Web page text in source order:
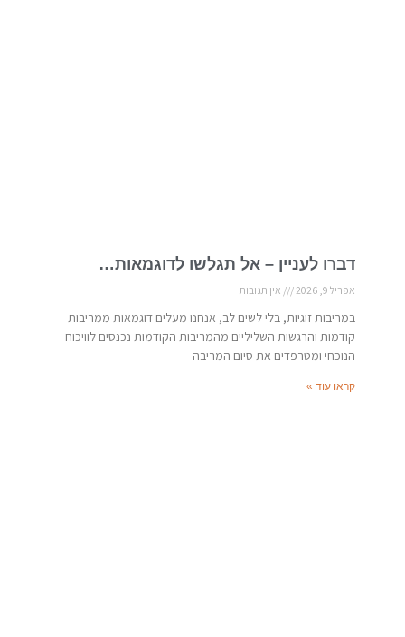
דברו לעניין – אל תגלשו לדוגמאות…
אפריל 9, 2026 אין תגובות
במריבות זוגיות, בלי לשים לב, אנחנו מעלים דוגמאות ממריבות
קודמות והרגשות השליליים מהמריבות הקודמות נכנסים לוויכוח
הנוכחי ומטרפדים את סיום המריבה
קראו עוד »